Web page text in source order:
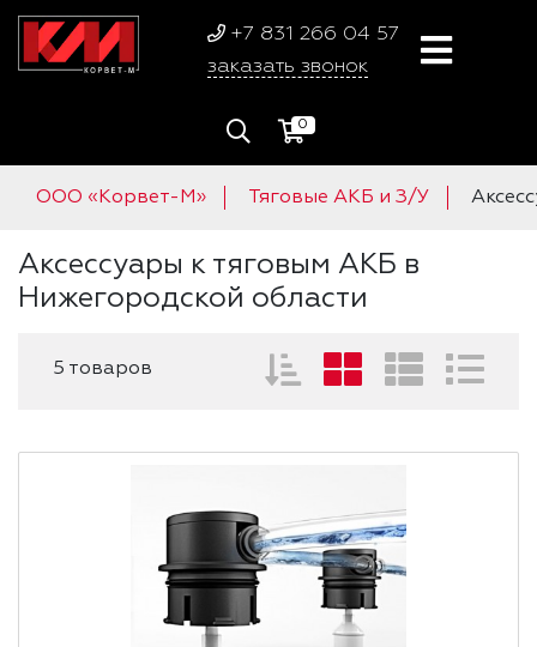
+7 831 266 04 57
заказать звонок
0
ООО «Корвет-М» Тяговые АКБ и З/У
Аксессуары к тяговым АКБ в
Нижегородской области
5 товаров